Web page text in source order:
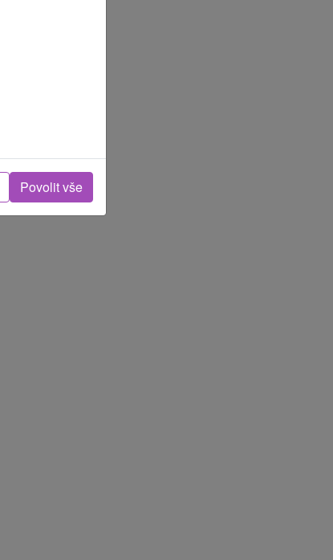
Povolit vše